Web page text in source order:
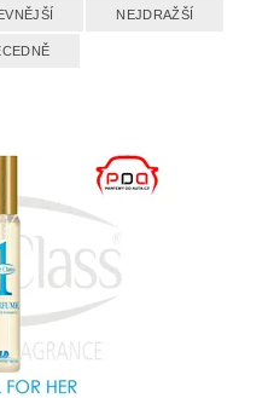
NEJDRAŽŠÍ